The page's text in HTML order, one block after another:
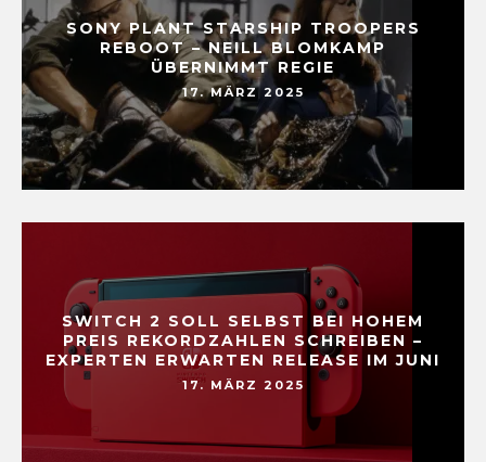
SONY PLANT STARSHIP TROOPERS
REBOOT – NEILL BLOMKAMP
ÜBERNIMMT REGIE
17. MÄRZ 2025
SWITCH 2 SOLL SELBST BEI HOHEM
PREIS REKORDZAHLEN SCHREIBEN –
EXPERTEN ERWARTEN RELEASE IM JUNI
17. MÄRZ 2025